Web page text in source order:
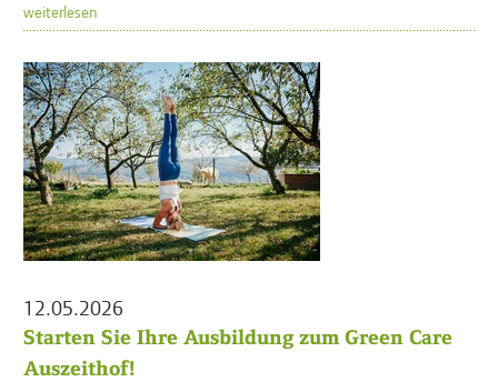
weiterlesen
12.05.2026
Starten Sie Ihre Ausbildung zum Green Care
Auszeithof!